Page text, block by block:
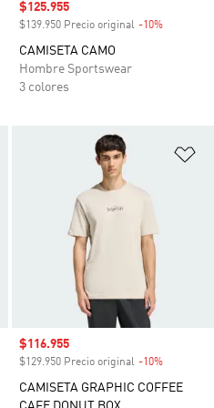
Precio de venta
$125.955
$139.950 Precio original -10%
CAMISETA CAMO
Hombre Sportswear
3 colores
Añadir a la lista de deseos
Precio de venta
$116.955
$129.950 Precio original -10%
CAMISETA GRAPHIC COFFEE